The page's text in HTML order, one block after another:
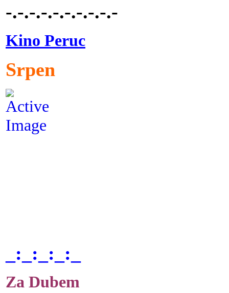
-.-.-.-.-.-.-.-.-.-
Kino Peruc
Srpen
_:_:_:_:_
Za Dubem